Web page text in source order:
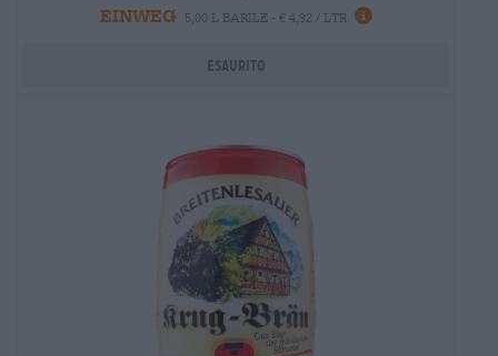
EINWEG
5,00 L BARILE - € 4,92 / LTR
Esaurito